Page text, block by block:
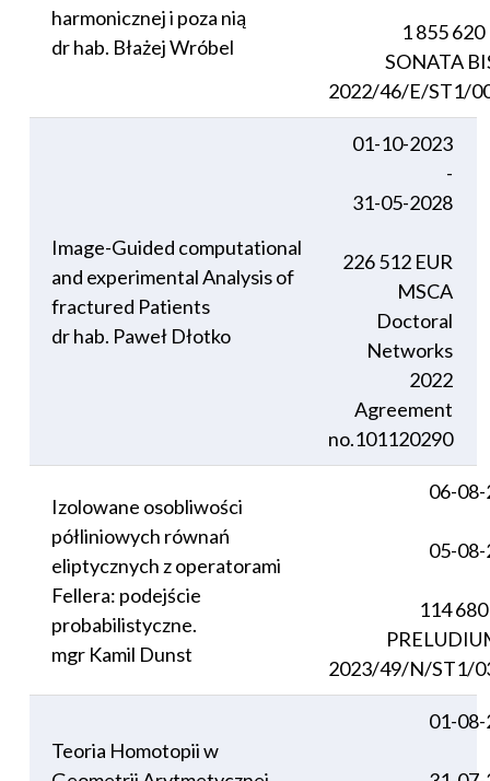
harmonicznej i poza nią
dr hab. Błażej Wróbel
1 855 620
SONATA
2022/46/E/ST1/
Image-Guided computational
and experimental Analysis of
fractured Patients
dr hab. Paweł Dłotko
01-10-2023
-
31-05-2028
226 512 EUR
MSCA
Doctoral
Networks
2022
Agreement
no.101120290
Izolowane osobliwości
półliniowych równań
eliptycznych z operatorami
Fellera: podejście
probabilistyczne.
mgr Kamil Dunst
06-
05-
114
2023/49/N/ST1/
Teoria Homotopii w
01-